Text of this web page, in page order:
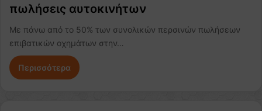
πωλήσεις αυτοκινήτων
Με πάνω από το 50% των συνολικών περσινών πωλήσεων
επιβατικών οχημάτων στην…
Περισσότερα